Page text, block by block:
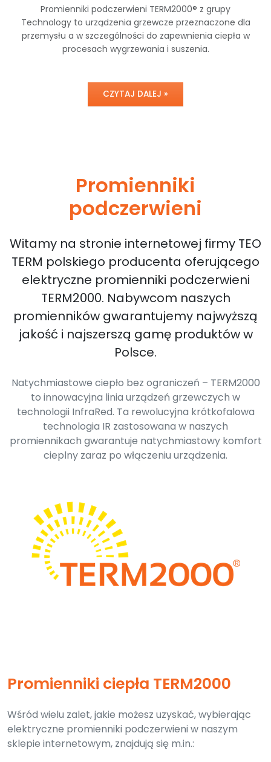
Promienniki podczerwieni TERM2000® z grupy
Technology to urządzenia grzewcze przeznaczone dla
przemysłu a w szczególności do zapewnienia ciepła w
procesach wygrzewania i suszenia.
CZYTAJ DALEJ »
Promienniki
podczerwieni
Witamy na stronie internetowej firmy TEO
TERM polskiego producenta oferującego
elektryczne promienniki podczerwieni
TERM2000. Nabywcom naszych
promienników gwarantujemy najwyższą
jakość i najszerszą gamę produktów w
Polsce.
Natychmiastowe ciepło bez ograniczeń – TERM2000
to innowacyjna linia urządzeń grzewczych w
technologii InfraRed. Ta rewolucyjna krótkofalowa
technologia IR zastosowana w naszych
promiennikach gwarantuje natychmiastowy komfort
cieplny zaraz po włączeniu urządzenia.
Promienniki ciepła TERM2000
Wśród wielu zalet, jakie możesz uzyskać, wybierając
elektryczne promienniki podczerwieni w naszym
sklepie internetowym, znajdują się m.in.: